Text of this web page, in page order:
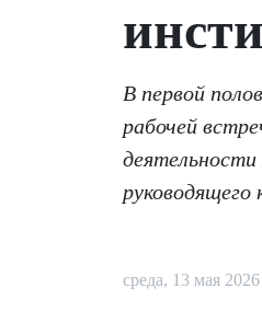
В первой
рабочей
среда, 13 мая